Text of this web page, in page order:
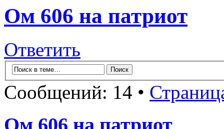
Ом 606 на патриот
Ответить
Сообщений: 14 •